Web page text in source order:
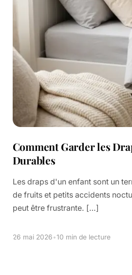
Comment Garder les
Durables
Les draps d'un enfant sont un
de fruits et petits accidents
peut être frustrante. […]
26 mai 2026•10 min de lecture